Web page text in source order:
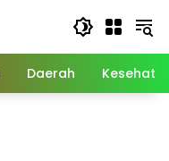
Daerah